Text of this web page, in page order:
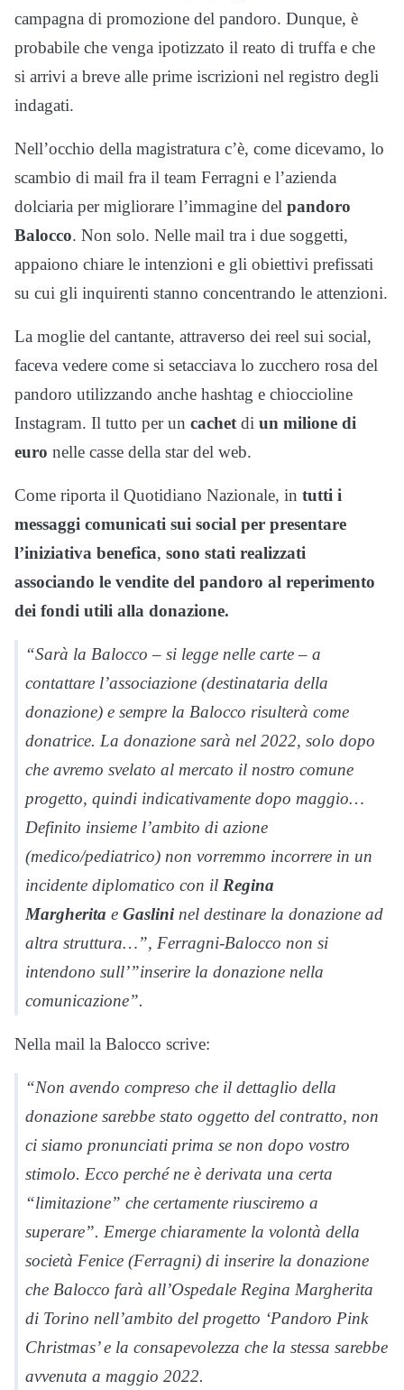
campagna di promozione del pandoro. Dunque, è
probabile che venga ipotizzato il reato di truffa e che
si arrivi a breve alle prime iscrizioni nel registro degli
indagati.
Nell’occhio della magistratura c’è, come dicevamo, lo
scambio di mail fra il team Ferragni e l’azienda
dolciaria per migliorare l’immagine del pandoro
Balocco. Non solo. Nelle mail tra i due soggetti,
appaiono chiare le intenzioni e gli obiettivi prefissati
su cui gli inquirenti stanno concentrando le attenzioni.
La moglie del cantante, attraverso dei reel sui social,
faceva vedere come si setacciava lo zucchero rosa del
pandoro utilizzando anche hashtag e chioccioline
Instagram. Il tutto per un cachet di un milione di
euro nelle casse della star del web.
Come riporta il Quotidiano Nazionale, in tutti i
messaggi comunicati sui social per presentare
l’iniziativa benefica, sono stati realizzati
associando le vendite del pandoro al reperimento
dei fondi utili alla donazione.
“Sarà la Balocco – si legge nelle carte – a
contattare l’associazione (destinataria della
donazione) e sempre la Balocco risulterà come
donatrice. La donazione sarà nel 2022, solo dopo
che avremo svelato al mercato il nostro comune
progetto, quindi indicativamente dopo maggio…
Definito insieme l’ambito di azione
(medico/pediatrico) non vorremmo incorrere in un
incidente diplomatico con il Regina
Margherita e Gaslini nel destinare la donazione ad
altra struttura…”, Ferragni-Balocco non si
intendono sull’”inserire la donazione nella
comunicazione”.
Nella mail la Balocco scrive:
“Non avendo compreso che il dettaglio della
donazione sarebbe stato oggetto del contratto, non
ci siamo pronunciati prima se non dopo vostro
stimolo. Ecco perché ne è derivata una certa
“limitazione” che certamente riusciremo a
superare”. Emerge chiaramente la volontà della
società Fenice (Ferragni) di inserire la donazione
che Balocco farà all’Ospedale Regina Margherita
di Torino nell’ambito del progetto ‘Pandoro Pink
Christmas’ e la consapevolezza che la stessa sarebbe
avvenuta a maggio 2022.